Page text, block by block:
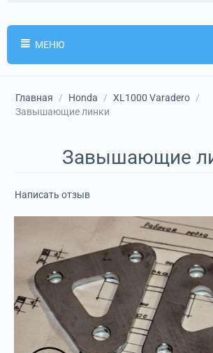
МЕНЮ
Главная / Honda / XL1000 Varadero /
Завышающие линки
Завышающие
Написать отзыв